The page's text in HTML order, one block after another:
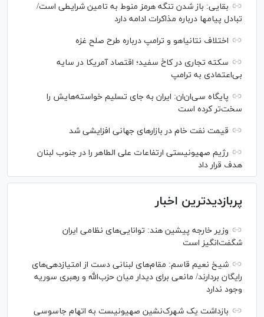
بقایی: باز شدن تنگه هرمز منوط به تامین شرایطی است/
تبادل پیام‎ها درباره مذاکرات ادامه دارد
اختلاف نتانیاهو و ترامپ درباره طرح صلح غزه
سکته تجاری در کاخ سفید؛ اقتصاد آمریکا در سایه
بی‌اعتمادی به ترامپ
پایگاه سی‌ان‌ان: ایران به جای تسلیم خواسته‌هایش را
سخت‎‌تر کرده است
قیمت نفت خام در بازارهای جهانی افزایشی شد
رژیم صهیونیستی ارتفاعات علی الطاهر را در جنوب لبنان
هدف قرار داد
پربازدیدترین اخبار
وزیر خارجه پیشین هند: توانایی‌های نظامی ایران
شگفت‌انگیز است
شیخ نعیم قاسم: مقام‌های لبنانی دست از امتیازدهی‌های
رایگان بردارند/ مانعی برای دیدار میان حزب‌الله و رهبری سوریه
وجود ندارد
بازداشت یک شهرک‌نشین صهیونیست به اتهام جاسوسی